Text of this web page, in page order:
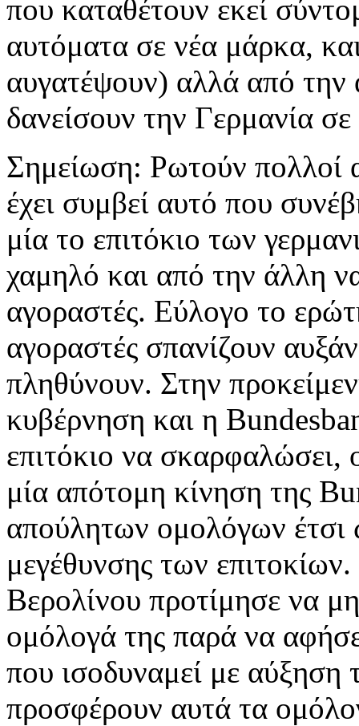
που καταθέτουν εκεί
αυτόματα σε νέα μάρκα,
αυγατέψουν) αλλά από την
δανείσουν την Γερμανία
Σημείωση: Ρωτούν πολλοί
έχει συμβεί αυτό που
μία το επιτόκιο των
χαμηλό και από την άλλη
αγοραστές. Εύλογο το
αγοραστές σπανίζουν
πληθύνουν. Στην
κυβέρνηση και η
επιτόκιο να
μία απότομη κίνηση της
απούλητων ομολόγων
μεγέθυνσης των
Βερολίνου προτίμησε να
ομόλογά της παρά να
που ισοδυναμεί με αύξηση
προσφέρουν αυτά τα